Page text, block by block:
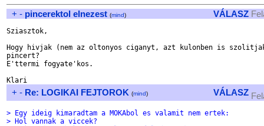
+ - pincerektol elnezest (mind) VÁLASZ
Sziasztok,
Hogy hivjak (nem az oltonyos ciganyt, azt kulonben is
pincert?
E'ttermi fogyate'kos.
+ - Re: LOGIKAI FEJTOROK (mind) VÁLASZ
> Egy ideig kimaradtam a MOKAbol es valamit nem ertek:
> Hol vannak a viccek?